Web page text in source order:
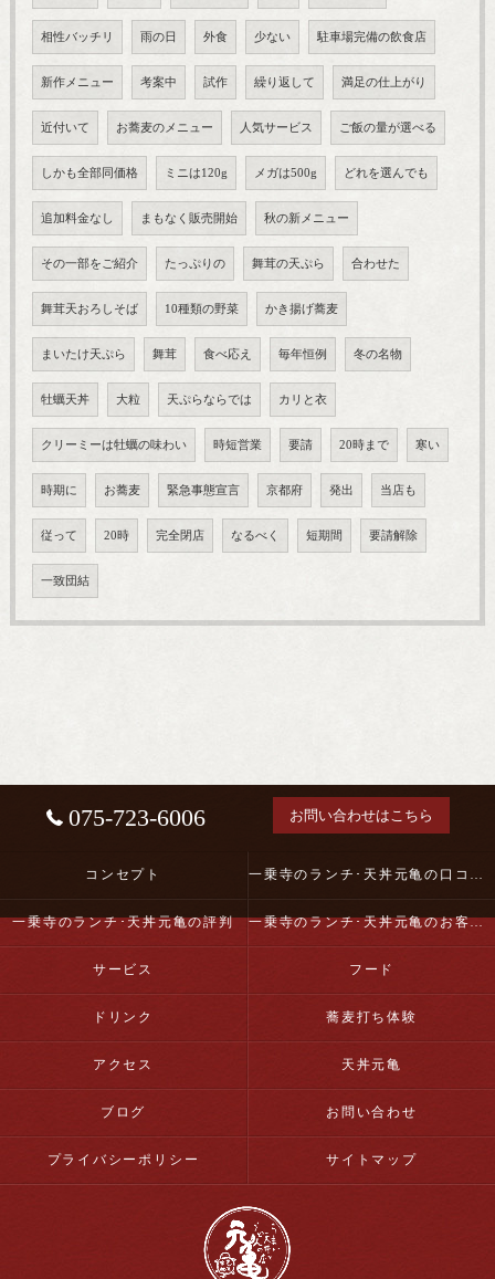
相性バッチリ 雨の日 外食 少ない 駐車場完備の飲食店
新作メニュー 考案中 試作 繰り返して 満足の仕上がり
近付いて お蕎麦のメニュー 人気サービス ご飯の量が選べる
しかも全部同価格 ミニは120g メガは500g どれを選んでも
追加料金なし まもなく販売開始 秋の新メニュー
その一部をご紹介 たっぷりの 舞茸の天ぷら 合わせた
舞茸天おろしそば 10種類の野菜 かき揚げ蕎麦
まいたけ天ぷら 舞茸 食べ応え 毎年恒例 冬の名物
牡蠣天丼 大粒 天ぷらならでは カリと衣
クリーミーは牡蠣の味わい 時短営業 要請 20時まで 寒い
時期に お蕎麦 緊急事態宣言 京都府 発出 当店も
従って 20時 完全閉店 なるべく 短期間 要請解除
一致団結
075-723-6006 お問い合わせはこちら
コンセプト 一乗寺のランチ･天丼元亀の口コミ情報
一乗寺のランチ･天丼元亀の評判 一乗寺のランチ･天丼元亀のお客様の声
サービス フード
ドリンク 蕎麦打ち体験
アクセス 天丼元亀
ブログ お問い合わせ
プライバシーポリシー サイトマップ